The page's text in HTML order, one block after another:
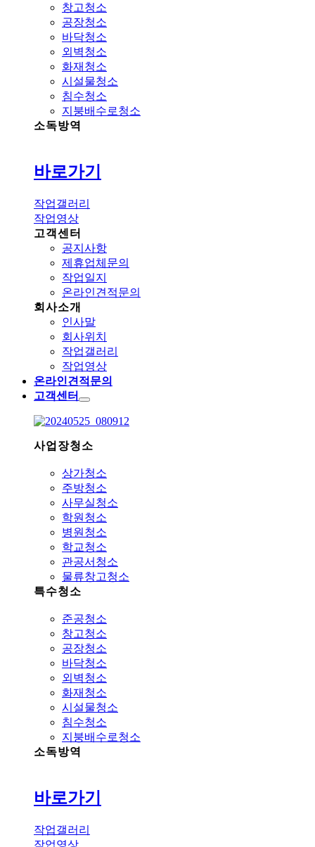
창고청소
공장청소
바닥청소
외벽청소
화재청소
시설물청소
침수청소
지붕배수로청소
소독방역
바로가기
작업갤러리
작업영상
고객센터
공지사항
제휴업체문의
작업일지
온라인견적문의
회사소개
인사말
회사위치
작업갤러리
작업영상
온라인견적문의
고객센터
사업장청소
상가청소
주방청소
사무실청소
학원청소
병원청소
학교청소
관공서청소
물류창고청소
특수청소
준공청소
창고청소
공장청소
바닥청소
외벽청소
화재청소
시설물청소
침수청소
지붕배수로청소
소독방역
바로가기
작업갤러리
작업영상